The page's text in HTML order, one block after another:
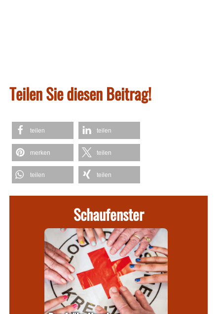
Teilen Sie diesen Beitrag!
teilen teilen
merken teilen
teilen teilen
Schaufenster